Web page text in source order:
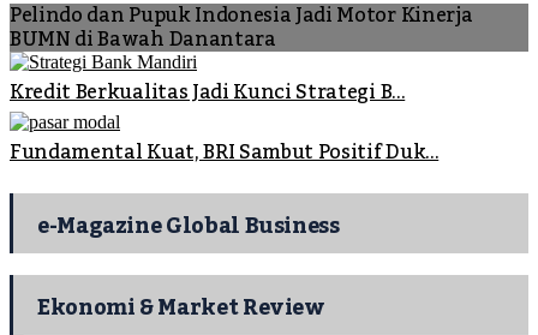
Pelindo dan Pupuk Indonesia Jadi Motor Kinerja
BUMN di Bawah Danantara
Kredit Berkualitas Jadi Kunci Strategi B...
Fundamental Kuat, BRI Sambut Positif Duk...
e-Magazine Global Business
Ekonomi & Market Review